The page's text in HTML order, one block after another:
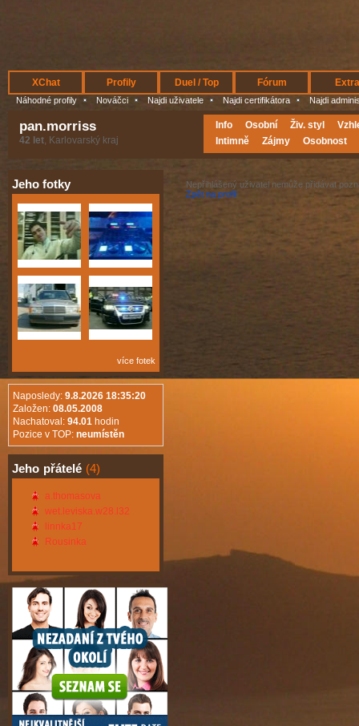
XChat Profily Duel / Top Fórum Extra
Náhodné profily Nováčci Najdi uživatele Najdi certifikátora Najdi
pan.morriss
42 let, Karlovarský kraj
Info Osobní Živ. styl
Intimně
Zájmy Osobnost
Jeho fotky
více fotek
Naposledy: 9.8.2026 18:35:20
Založen: 08.05.2008
Nachatoval: 94.01 hodin
Pozice v TOP: neumístěn
Jeho přátelé (4)
a.thomasova
wet.leviska.w28.l32
linnka17
Rousinka
Nepřihlášený uživatel nemůže přidávat
Zpět na profil